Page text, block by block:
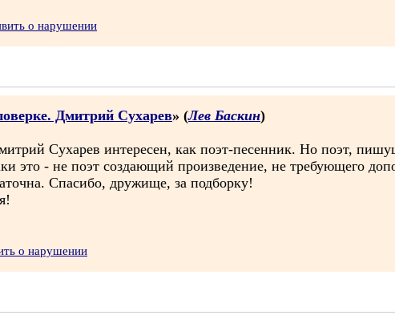
о нарушении
Дмитрий Сухарев» (Лев Баскин)
Сухарев интересен, как поэт-песенник. Но поэт,
это - не поэт создающий произведение, не требующего
Спасибо, дружище, за подборку!
о нарушении